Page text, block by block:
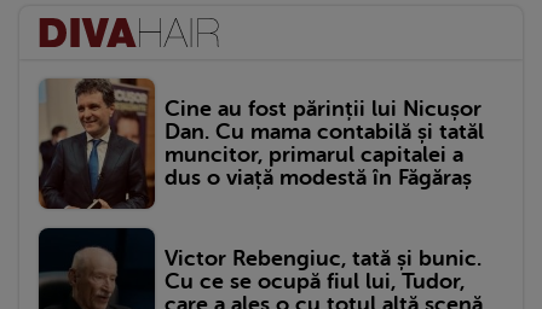
Cine au fost părinții lui Nicușor
Dan. Cu mama contabilă și tatăl
muncitor, primarul capitalei a
dus o viață modestă în Făgăraș
Victor Rebengiuc, tată și bunic.
Cu ce se ocupă fiul lui, Tudor,
care a ales o cu totul altă scenă